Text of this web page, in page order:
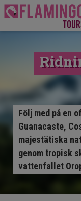
Följ med på en
Guanacaste,
majestätiska
genom tropisk
vattenfallet